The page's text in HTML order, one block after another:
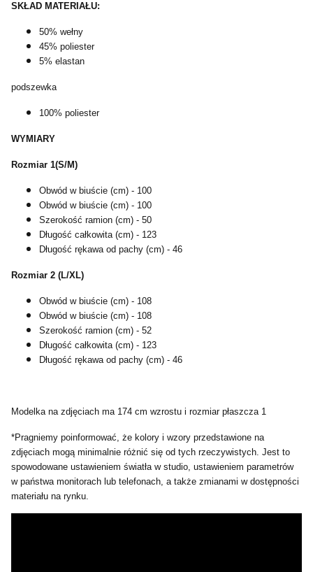
SKŁAD MATERIAŁU:
50% wełny
45% poliester
5% elastan
podszewka
100% poliester
WYMIARY
Rozmiar 1(S/M)
Obwód w biuście (cm) - 100
Obwód w biuście (cm) - 100
Szerokość ramion (cm) - 50
Długość całkowita (cm) - 123
Długość rękawa od pachy (cm) - 46
Rozmiar 2 (L/XL)
Obwód w biuście (cm) - 108
Obwód w biuście (cm) - 108
Szerokość ramion (cm) - 52
Długość całkowita (cm) - 123
Długość rękawa od pachy (cm) - 46
Modelka na zdjęciach ma 174 cm wzrostu i rozmiar płaszcza 1
*Pragniemy poinformować, że kolory i wzory przedstawione na
zdjęciach mogą minimalnie różnić się od tych rzeczywistych. Jest to
spowodowane ustawieniem światła w studio, ustawieniem parametrów
w państwa monitorach lub telefonach, a także zmianami w dostępności
materiału na rynku.